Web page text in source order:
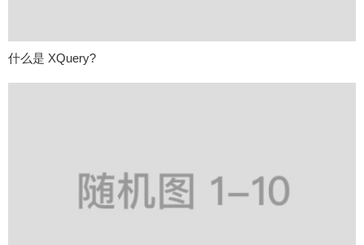
什么是 XQuery?